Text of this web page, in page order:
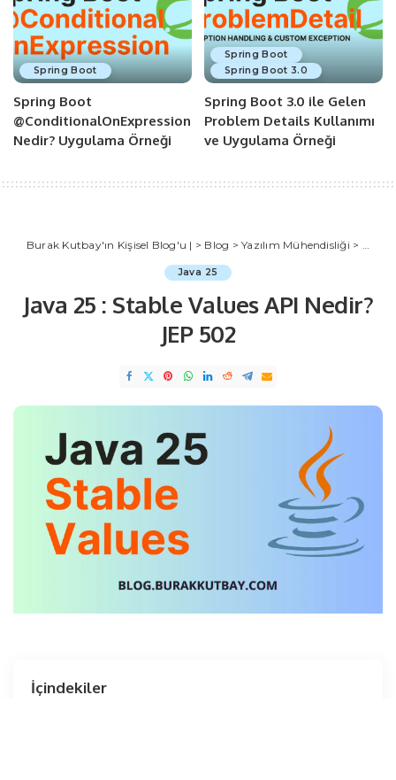
Spring Boot
Spring Boot
@ConditionalOnExpression
Nedir? Uygulama Örneği
Spring Boot
Spring Boot 3.0
Spring Boot 3.0 ile Gelen
Problem Details Kullanımı
ve Uygulama Örneği
Burak Kutbay'ın Kişisel Blog'u | > Blog >Yazılım Mühendisliği > Java
Java 25
Java 25 : Stable Values API Nedir?
JEP 502
İçindekiler